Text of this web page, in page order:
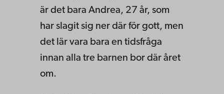
är det bara Andrea, 27 år, som
har slagit sig ner där för gott, men
det lär vara bara en tidsfråga
innan alla tre barnen bor där året
om.